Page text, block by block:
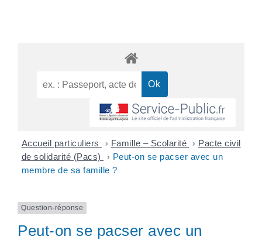
Accueil particuliers > Famille – Scolarité > Pacte civil
de solidarité (Pacs)
> Peut-on se pacser avec un
membre de sa famille ?
Question-réponse
Peut-on se pacser avec un